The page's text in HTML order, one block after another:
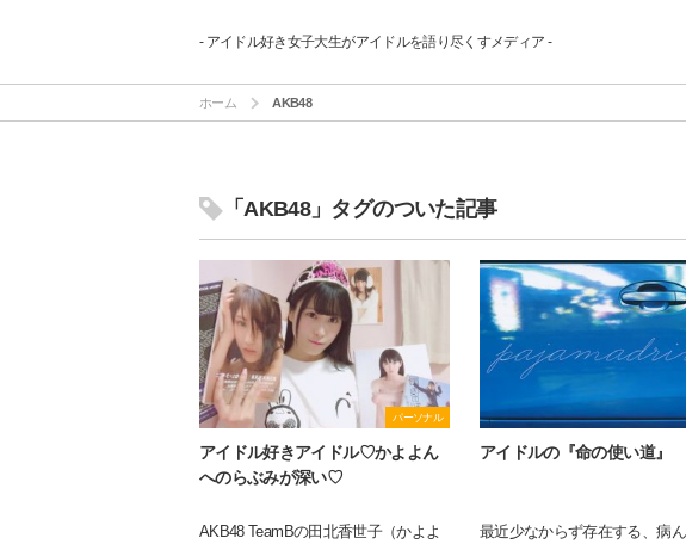
- アイドル好き女子大生がアイドルを語り尽くすメディア -
ホーム AKB48
「AKB48」タグのついた記事
パーソナル
アイドル好きアイドル♡かよよん
へのらぶみが深い♡
AKB48 TeamBの田北香世子（かよよ
アイドルの『命の使い道』
最近少なからず存在する、病